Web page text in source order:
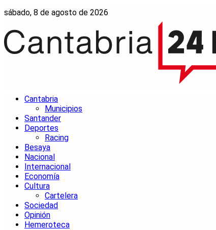
sábado, 8 de agosto de 2026
Cantabria
Municipios
Santander
Deportes
Racing
Besaya
Nacional
Internacional
Economía
Cultura
Cartelera
Sociedad
Opinión
Hemeroteca